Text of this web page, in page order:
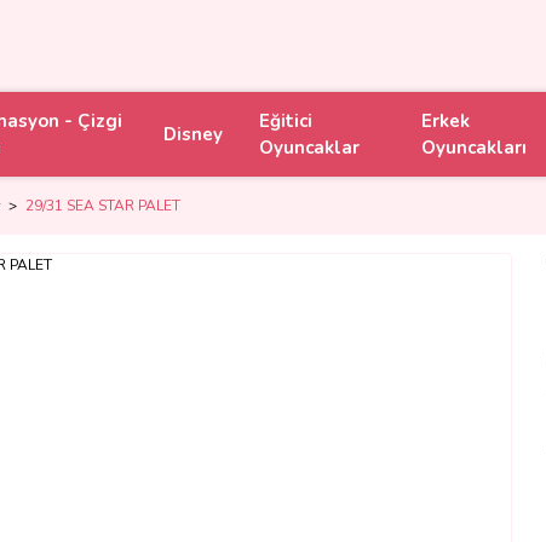
- Çizgi
Disney
Eğitici
Oyuncaklar
Erkek
Oyuncakları
29/31 SEA STAR PALET